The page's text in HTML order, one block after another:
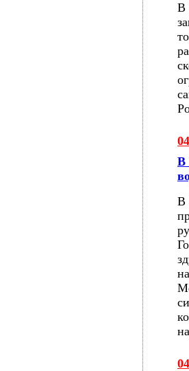
В
В
В